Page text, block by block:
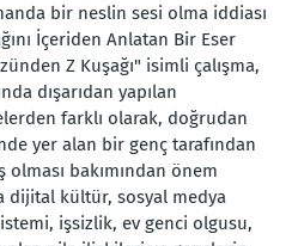
bir neslin sesi olma iddiası
İçeriden Anlatan Bir Eser
Z Kuşağı" isimli çalışma,
dışarıdan yapılan
farklı olarak, doğrudan
yer alan bir genç tarafından
olması bakımından önem
dijital kültür, sosyal medya
işsizlik, ev genci olgusu,